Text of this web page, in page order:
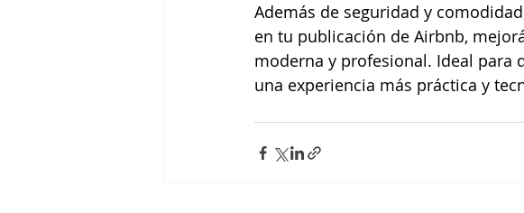
Además de seguridad y
en tu publicación de Airbnb,
moderna y profesional. Ideal para
una experiencia más práctica y